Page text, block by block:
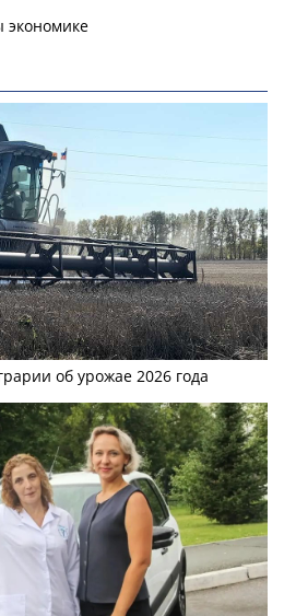
экономике
об урожае 2026 года